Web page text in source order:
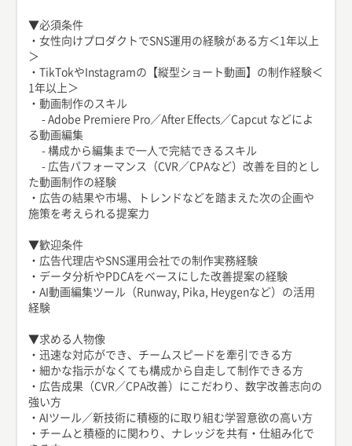
▼必須条件
・女性向けプロダクトでSNS運用の経験がある方＜1年以上
＞
・TikTokやInstagramの【縦型ショート動画】の制作経験＜
1年以上＞
・動画制作のスキル
- Adobe Premiere Pro／After Effects／Capcut などによ
る動画編集
- 構成から編集まで一人で完結できるスキル
- 広告パフォーマンス（CVR／CPAなど）改善を目的とし
た動画制作の経験
・広告の結果や市場、トレンドなどを踏まえた次の企画や
施策を考えられる提案力
▼歓迎条件
・広告代理店やSNS運用会社での制作実務経験
・データ分析やPDCAをベースにした改善提案の経験
・AI動画編集ツール（Runway, Pika, Heygenなど）の活用
経験
▼求める人物像
・迅速な対応ができ、チームスピードを牽引できる方
・細かな指示がなくても構成から自走して制作できる方
・広告成果（CVR／CPA改善）にこだわり、数字改善志向の
強い方
・AIツール／新技術に積極的に取り組む学習意欲の高い方
・チームと積極的に関わり、ナレッジを共有・仕組み化で